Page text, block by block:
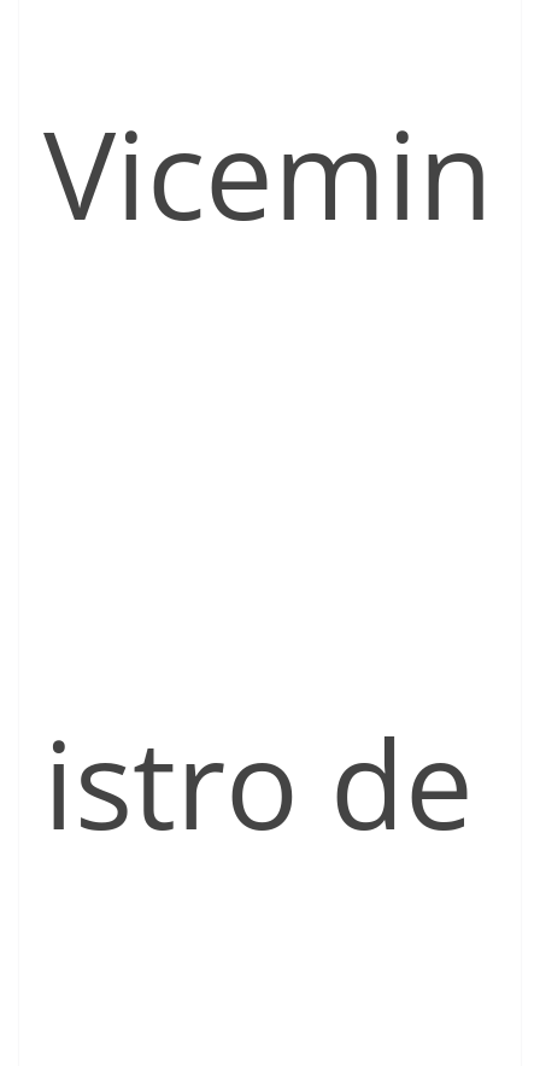
Vicemin
istro de